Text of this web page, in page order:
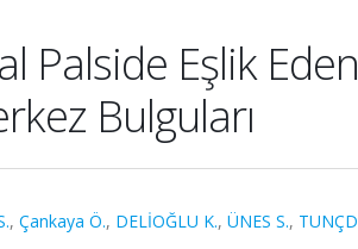
Palside Eşlik
Bulguları
, Çankaya Ö., DELİOĞLU K., ÜNES S.,